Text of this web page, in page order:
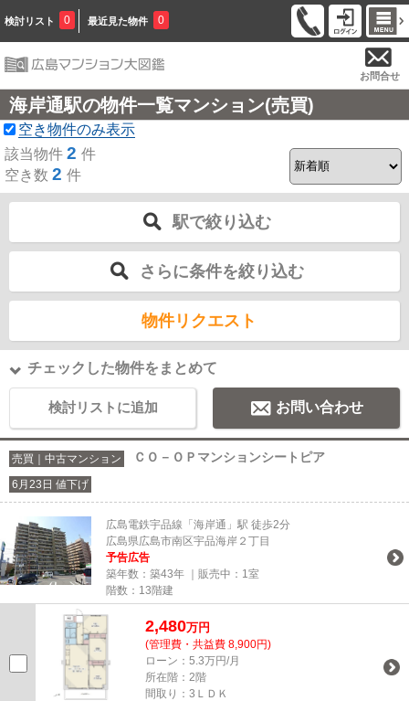
検討リスト 0 最近見た物件 0
お問合せ
海岸通駅の物件一覧マンション(売買)
空き物件のみ表示
該当物件 2 件
空き数 2 件
駅で絞り込む
さらに条件を絞り込む
物件リクエスト
チェックした物件をまとめて
検討リストに追加 お問い合わせ
売買｜中古マンション ＣＯ－ＯＰマンションシートピア
6月23日 値下げ
広島電鉄宇品線「海岸通」駅 徒歩2分
広島県広島市南区宇品海岸２丁目
予告広告
築年数：築43年 ｜販売中： 1室
階数：13階建
2,480万円
(管理費・共益費 8,900円)
ローン：5.3万円/月
所在階：2階
間取り：3ＬＤＫ